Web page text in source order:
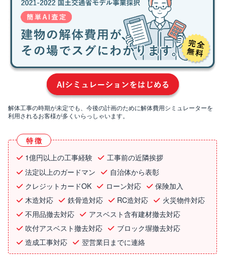
解体工事の時期が未定でも、今後の計画のために解体費用シミュレーターを
利用されるお客様が多くいらっしゃいます。
特徴
1億円以上の工事経験
工事前の近隣挨拶
法定以上のガードマン
自治体から表彰
クレジットカードOK
ローン対応
保険加入
木造対応
鉄骨造対応 RC造対応
火災物件対応
不用品撤去対応
アスベスト含有建材撤去対応
吹付アスベスト撤去対応
ブロック塀撤去対応
造成工事対応
翌営業日までに連絡